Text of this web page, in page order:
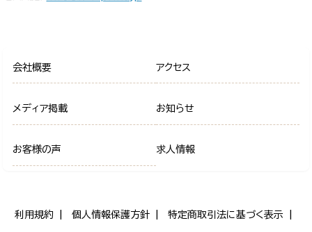
会社概要 アクセス
メディア掲載 お知らせ
お客様の声 求人情報
利用規約 個人情報保護方針 特定商取引法に基づく表示